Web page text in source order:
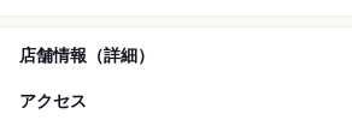
店舗情報（詳細）
アクセス